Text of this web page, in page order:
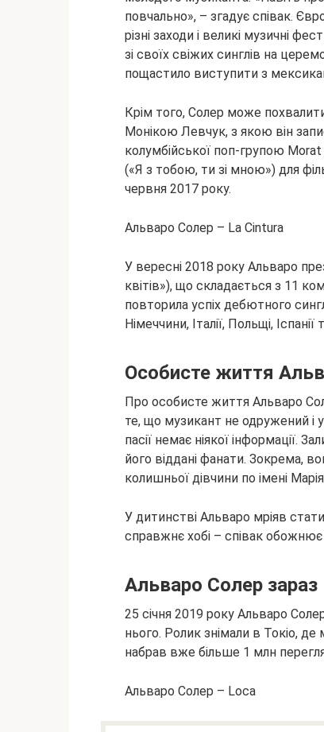
повчально», – згадує співак.
різні заходи і великі музичні
зі своїх свіжих синглів на
пощастило виступити з
Крім того, Солер може
Монікою Левчук, з якою він
колумбійської поп-групою
(«Я з тобою, ти зі мною») для
червня 2017 року.
Альваро Солер – La Cintura
У вересні 2018 року Альваро
квітів»), що складається з 11
повторила успіх дебютного
Німеччини, Італії, Польщі, Іспанії
Особисте життя
Про особисте життя Альваро
те, що музикант не одружений і
пасії немає ніякої інформації.
його віддані фанати. Зокрема,
колишньої дівчини по імені
У дитинстві Альваро мріяв
справжнє хобі – співак обожнює
Альваро Солер зараз
25 січня 2019 року Альваро
нього. Ролик знімали в Токіо,
набрав вже більше 1 млн
Альваро Солер – Loca